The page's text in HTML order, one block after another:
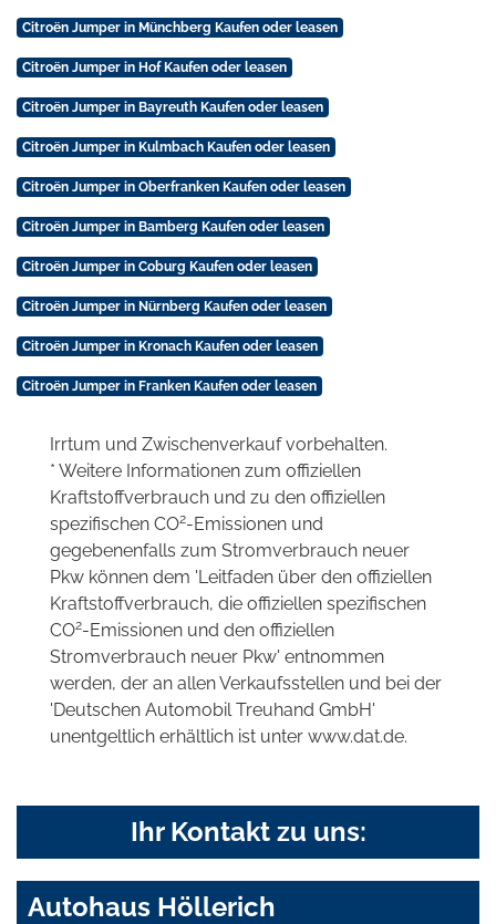
Citroën Jumper in Münchberg Kaufen oder leasen
Citroën Jumper in Hof Kaufen oder leasen
Citroën Jumper in Bayreuth Kaufen oder leasen
Citroën Jumper in Kulmbach Kaufen oder leasen
Citroën Jumper in Oberfranken Kaufen oder leasen
Citroën Jumper in Bamberg Kaufen oder leasen
Citroën Jumper in Coburg Kaufen oder leasen
Citroën Jumper in Nürnberg Kaufen oder leasen
Citroën Jumper in Kronach Kaufen oder leasen
Citroën Jumper in Franken Kaufen oder leasen
Irrtum und Zwischenverkauf vorbehalten.
* Weitere Informationen zum offiziellen
Kraftstoffverbrauch und zu den offiziellen
spezifischen CO2-Emissionen und
gegebenenfalls zum Stromverbrauch neuer
Pkw können dem 'Leitfaden über den offiziellen
Kraftstoffverbrauch, die offiziellen spezifischen
CO2-Emissionen und den offiziellen
Stromverbrauch neuer Pkw' entnommen
werden, der an allen Verkaufsstellen und bei der
'Deutschen Automobil Treuhand GmbH'
unentgeltlich erhältlich ist unter www.dat.de.
Ihr Kontakt zu uns:
Autohaus Höllerich